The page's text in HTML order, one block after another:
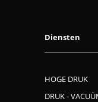
Diensten
HOGE DRUK
DRUK -